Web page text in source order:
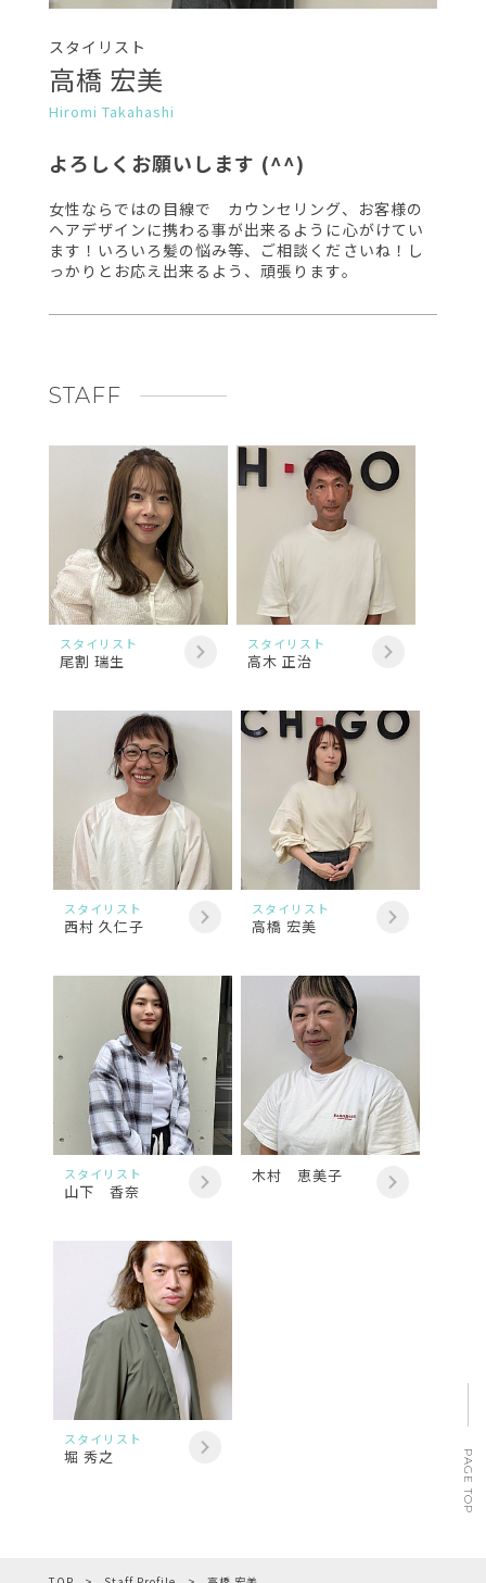
スタイリスト
高橋 宏美
Hiromi Takahashi
よろしくお願いします (^^)
女性ならではの目線で カウンセリング、お客様の
ヘアデザインに携わる事が出来るように心がけてい
ます！いろいろ髪の悩み等、ご相談くださいね！し
っかりとお応え出来るよう、頑張ります。
STAFF
スタイリスト
尾割 瑞生
スタイリスト
高木 正治
スタイリスト
西村 久仁子
スタイリスト
高橋 宏美
スタイリスト
山下 香奈
木村 恵美子
スタイリスト
堀 秀之 PAGE TOP